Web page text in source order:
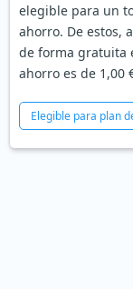
elegible para un
ahorro. De estos,
de forma gratuita
ahorro es de 1,00
Elegible para plan